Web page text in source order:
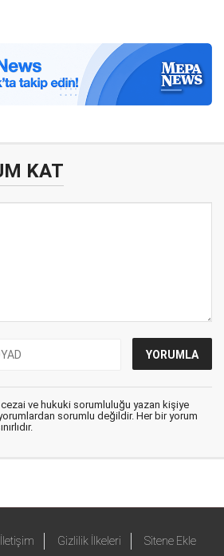
KAT
cezai ve hukuki sorumluluğu yazan kişiye
sorumlu değildir. Her bir yorum
İletişim Gizlilik İlkeleri Sitene Ekle